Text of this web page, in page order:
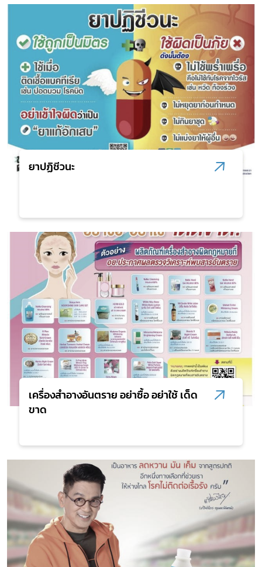
ยาปฏิชีวนะ
เครื่องสำอางอันตราย อย่าซื้อ อย่าใช้ เด็ด
ขาด